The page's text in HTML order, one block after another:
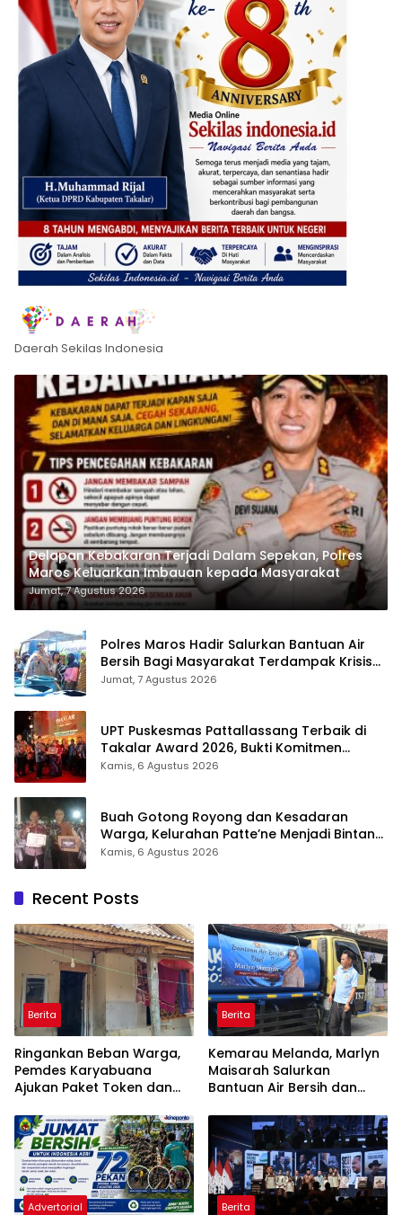
Daerah Sekilas Indonesia
Delapan Kebakaran Terjadi Dalam Sepekan, Polres
Maros Keluarkan Imbauan kepada Masyarakat
Jumat, 7 Agustus 2026
Polres Maros Hadir Salurkan Bantuan Air
Bersih Bagi Masyarakat Terdampak Krisis
Air Bersih Di Maros
Jumat, 7 Agustus 2026
UPT Puskesmas Pattallassang Terbaik di
Takalar Award 2026, Bukti Komitmen
Hadirkan Pelayanan Kesehatan Berkualitas
Kamis, 6 Agustus 2026
Buah Gotong Royong dan Kesadaran
Warga, Kelurahan Patte’ne Menjadi Bintang
Takalar Award 2026
Kamis, 6 Agustus 2026
Recent Posts
Berita
Ringankan Beban Warga,
Pemdes Karyabuana
Ajukan Paket Token dan
PLN
Berita
Kemarau Melanda, Marlyn
Maisarah Salurkan
Bantuan Air Bersih dan
Babakan Madang
Advertorial Berita